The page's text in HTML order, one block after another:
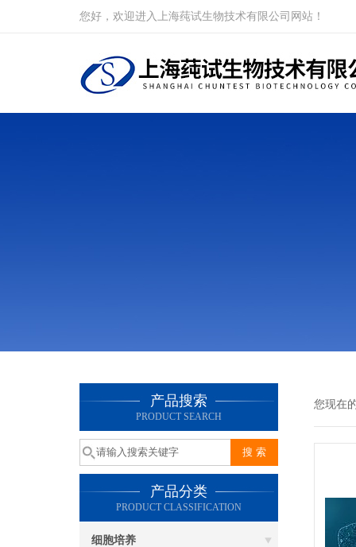
您好，欢迎进入上海莼试生物技术有限公司网站！
产品搜索
PRODUCT SEARCH
产品分类
PRODUCT CLASSIFICATION
细胞培养
您现在